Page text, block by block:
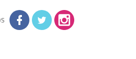
cómo tratamos sus datos en la